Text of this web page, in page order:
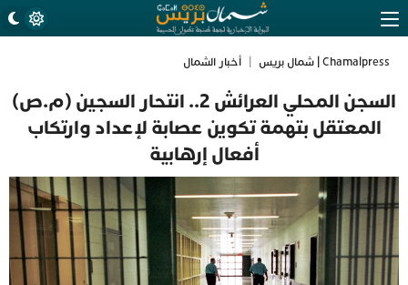
Chamalpress | شمال بريس أخبار الشمال
السجن المحلي العرائش 2.. انتحار السجين (م.ص)
المعتقل بتهمة تكوين عصابة لإعداد وارتكاب
أفعال إرهابية